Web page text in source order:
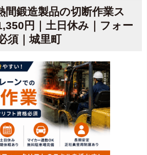
間鍛造製品の切断作業ス
円｜土日休み｜フォー
須｜城里町